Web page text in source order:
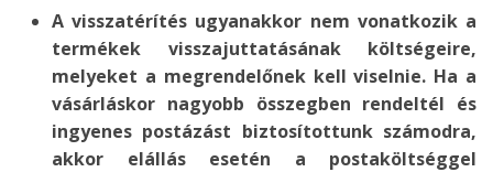
A visszatérítés ugyanakkor nem vonatkozik a
termékek visszajuttatásának költségeire,
melyeket a megrendelőnek kell viselnie. Ha a
vásárláskor nagyobb összegben rendeltél és
ingyenes postázást biztosítottunk számodra,
akkor elállás esetén a postaköltséggel